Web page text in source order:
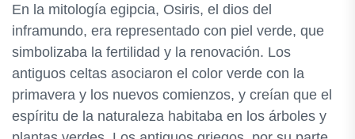
En la mitología egipcia, Osiris, el dios del
inframundo, era representado con piel verde, que
simbolizaba la fertilidad y la renovación. Los
antiguos celtas asociaron el color verde con la
primavera y los nuevos comienzos, y creían que el
espíritu de la naturaleza habitaba en los árboles y